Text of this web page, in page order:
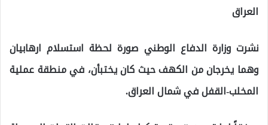
العراق
نشرت وزارة الدفاع الوطني صورة لحظة استسلام ارهابيان
وهما يخرجان من الكهف حيث كان يختبأن، في منطقة عملية
المخلب-القفل في شمال العراق.